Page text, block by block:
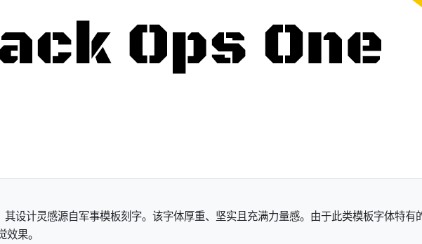
设计灵感源自军事模板刻字。该字体厚重、坚实且充满力量感。由于此类模板字体特有
果。